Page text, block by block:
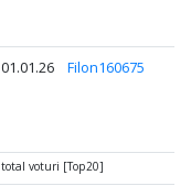
01.01.26 Filon160675
total voturi [Top20]